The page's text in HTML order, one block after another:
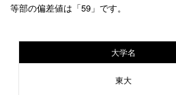
等部の偏差値は「59」です。
大学名
東大